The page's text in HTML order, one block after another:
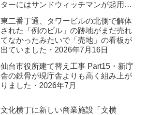
ターにはサンドウィッチマンが起用さ
東二番丁通、タワービルの北側で解体
された「例のビル」の跡地がまだ売れ
てなかったみたいで「売地」の看板が
出ていました・2026年7月16日
仙台市役所建て替え工事 Part15・新庁
舎の鉄骨が現庁舎よりも高く組み上が
りました・2026年7月
文化横丁に新しい商業施設「文横